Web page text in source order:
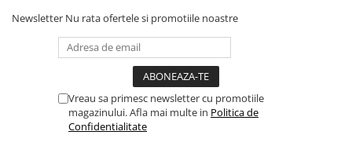
Newsletter Nu rata ofertele si promotiile noastre
Vreau sa primesc newsletter cu promotiile
magazinului. Afla mai multe in Politica de
Confidentialitate